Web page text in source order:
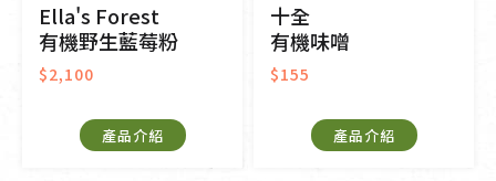
Ella's Forest
有機野生藍莓粉
$2,100
產品介紹
十全
有機味噌
$155
產品介紹